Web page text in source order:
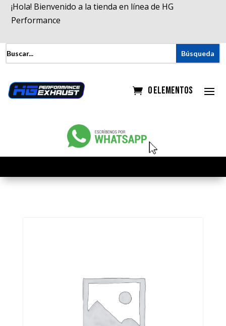
¡Hola! Bienvenido a la tienda en línea de HG
Performance
0 elementos